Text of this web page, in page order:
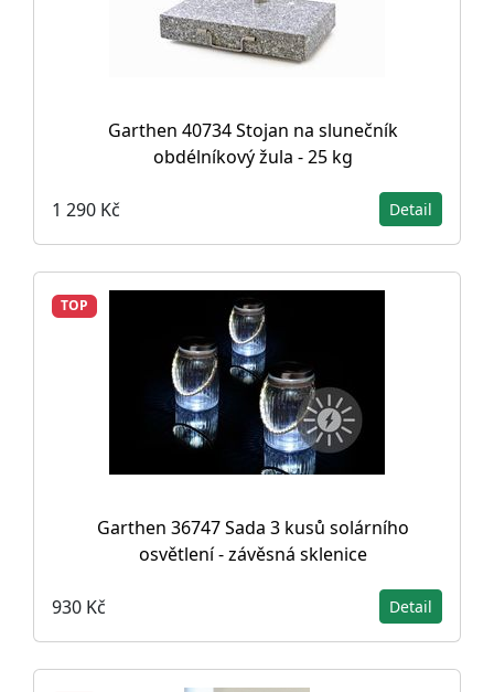
Garthen 40734 Stojan na slunečník
obdélníkový žula - 25 kg
1 290 Kč Detail
TOP
Garthen 36747 Sada 3 kusů solárního
osvětlení - závěsná sklenice
930 Kč Detail